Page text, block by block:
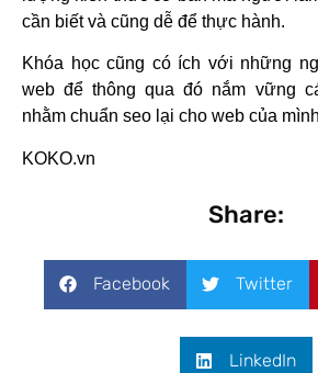
cần biết và cũng dễ để thực hành.
Khóa học cũng có ích với những
web để thông qua đó nắm vững
nhằm chuẩn seo lại cho web của
KOKO.vn
Share:
Facebook Twitter
LinkedIn